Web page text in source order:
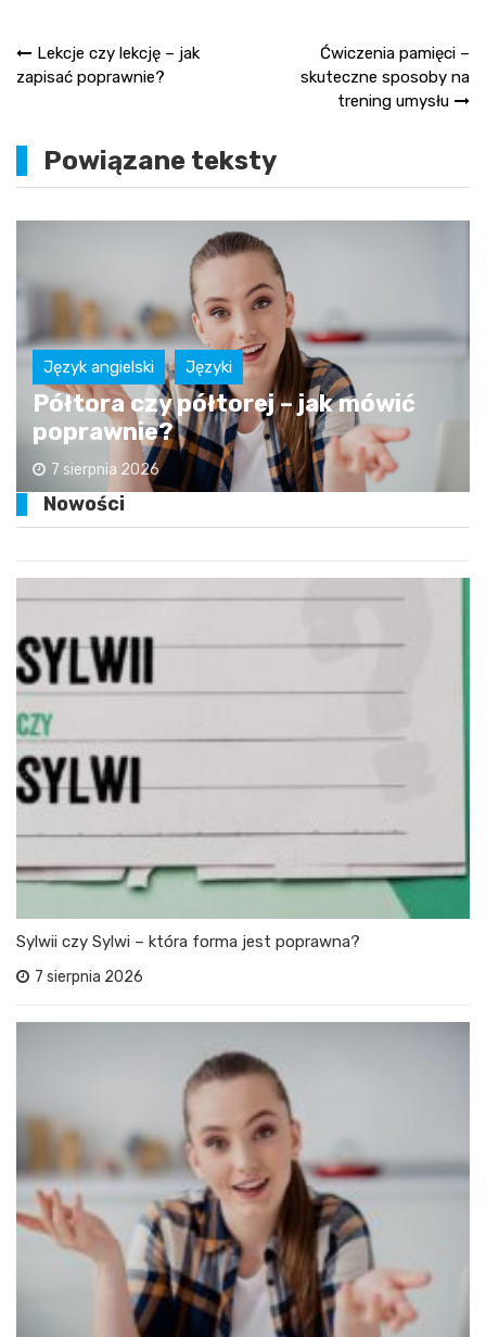
Nawigacja
wpisu
Lekcje czy lekcję – jak
zapisać poprawnie?
Ćwiczenia pamięci –
skuteczne sposoby na
trening umysłu
Powiązane teksty
Język angielski Języki
Półtora czy półtorej – jak mówić
poprawnie?
7 sierpnia 2026
Nowości
Sylwii czy Sylwi – która forma jest poprawna?
7 sierpnia 2026